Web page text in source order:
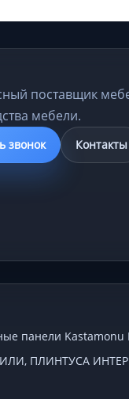
поставщик
мебели.
звонок Контакты
панели Kastamonu
ПЛИНТУСА